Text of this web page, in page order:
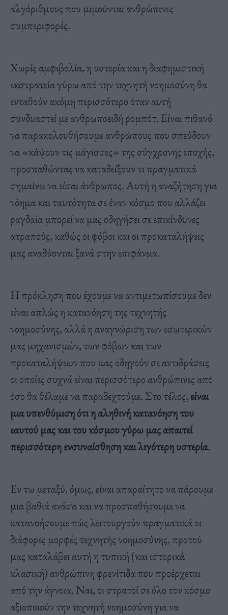
αλγόριθμους που μιμούνται ανθρώπινες
συμπεριφορές.
Χωρίς αμφιβολία, η υστερία και η διαφημιστική
εκστρατεία γύρω από την τεχνητή νοημοσύνη θα
ενταθούν ακόμη περισσότερο όταν αυτή
συνδυαστεί με ανθρωποειδή ρομπότ. Είναι πιθανό
να παρακολουθήσουμε ανθρώπους που σπεύδουν
να «κάψουν τις μάγισσες» της σύγχρονης εποχής,
προσπαθώντας να καταδείξουν τι πραγματικά
σημαίνει να είσαι άνθρωπος. Αυτή η αναζήτηση για
νόημα και ταυτότητα σε έναν κόσμο που αλλάζει
ραγδαία μπορεί να μας οδηγήσει σε επικίνδυνες
ατραπούς, καθώς οι φόβοι και οι προκαταλήψεις
μας αναδύονται ξανά στην επιφάνεια.
Η πρόκληση που έχουμε να αντιμετωπίσουμε δεν
είναι απλώς η κατανόηση της τεχνητής
νοημοσύνης, αλλά η αναγνώριση των εσωτερικών
μας μηχανισμών, των φόβων και των
προκαταλήψεων που μας οδηγούν σε αντιδράσεις
οι οποίες συχνά είναι περισσότερο ανθρώπινες από
όσο θα θέλαμε να παραδεχτούμε. Στο τέλος, είναι
μια υπενθύμιση ότι η αληθινή κατανόηση του
εαυτού μας και του κόσμου γύρω μας απαιτεί
περισσότερη ενσυναίσθηση και λιγότερη υστερία.
Εν τω μεταξύ, όμως, είναι απαραίτητο να πάρουμε
μια βαθιά ανάσα και να προσπαθήσουμε να
κατανοήσουμε πώς λειτουργούν πραγματικά οι
διάφορες μορφές τεχνητής νοημοσύνης, προτού
μας καταλάβει αυτή η τυπική (και ιστορικά
κλασική) ανθρώπινη φρενίτιδα που προέρχεται
από την άγνοια. Ναι, οι στρατοί σε όλο τον κόσμο
αξιοποιούν την τεχνητή νοημοσύνη για να